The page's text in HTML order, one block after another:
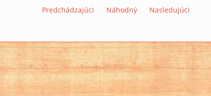
Predchádzajúci Náhodný Nasledujúci